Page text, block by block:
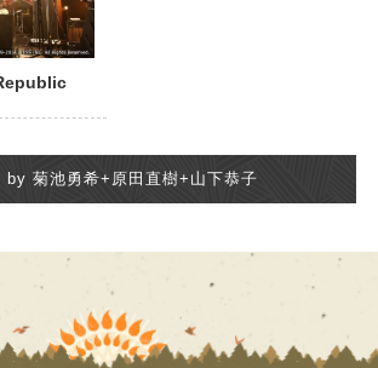
by 菊池勇希+原田直樹+山下恭子